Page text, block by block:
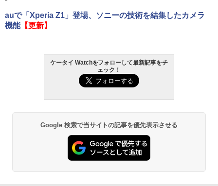
auで「Xperia Z1」登場、ソニーの技術を結集したカメラ
機能【更新】
ケータイ Watchをフォローして最新記事をチ
ェック！
Google 検索で当サイトの記事を優先表示させる